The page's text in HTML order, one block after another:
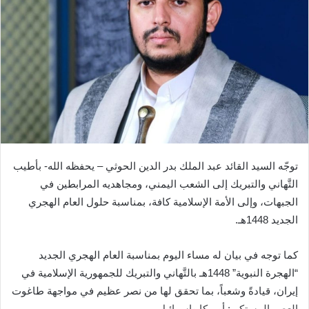
توجّه السيد القائد عبد الملك بدر الدين الحوثي – يحفظه الله- بأطيب
التَّهاني والتبريك إلى الشعب اليمني، ومجاهديه المرابطين في
الجبهات، وإلى الأمة الإسلامية كافة، بمناسبة حلول العام الهجري
الجديد 1448هـ.
كما توجه في بيان له مساء اليوم بمناسبة العام الهجري الجديد
“الهجرة النبوية” 1448هـ بالتَّهاني والتبريك للجمهورية الإسلامية في
إيران، قيادةً وشعباً، بما تحقق لها من نصر عظيم في مواجهة طاغوت